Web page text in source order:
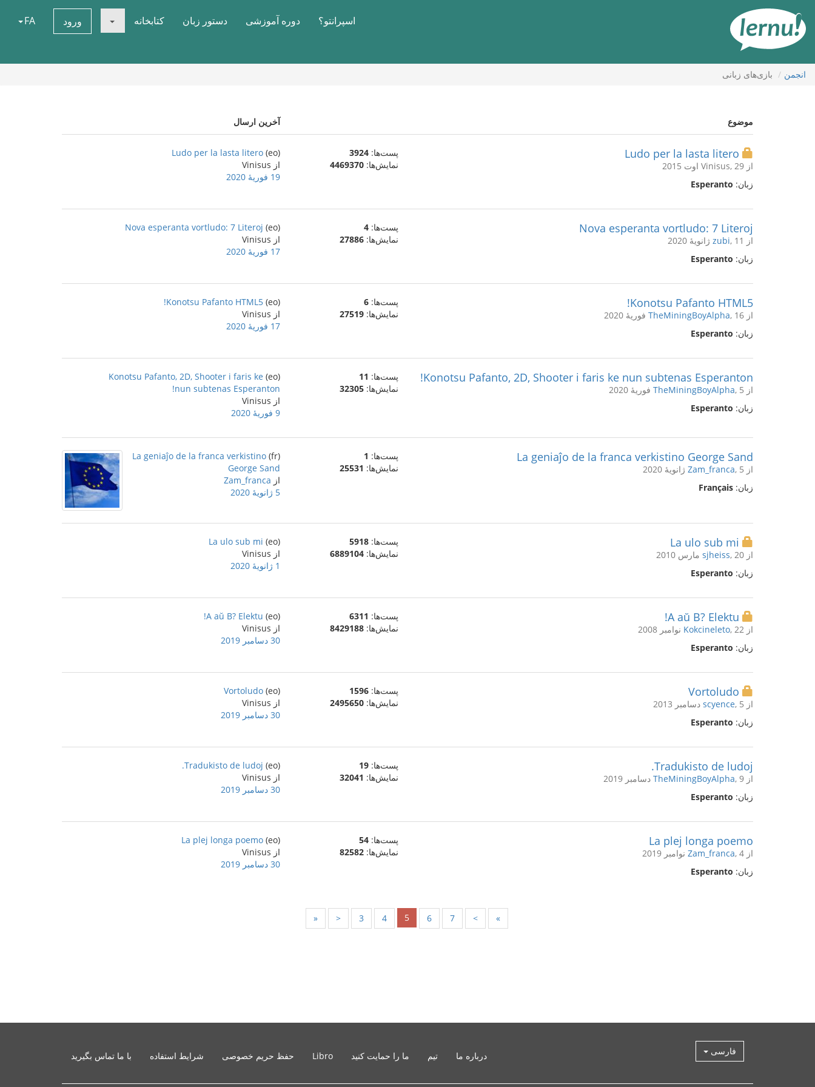
محتوا
اسپرانتو؟ دوره آموزشی دستور زبان کتابخانه ورود FA
انجمن بازی‌های زبانی
موضوع آخرین ارسال
Ludo per la lasta litero
از Vinisus, 29 اوت 2015
زبان: Esperanto
پست‌ها: 3924
نمایش‌ها: 4469370
(eo)
Ludo per la lasta litero
از Vinisus
19 فوریهٔ 2020
Nova esperanta vortludo: 7 Literoj
از zubi, 11 ژانویهٔ 2020
زبان: Esperanto
پست‌ها: 4
نمایش‌ها: 27886
(eo)
Nova esperanta vortludo: 7 Literoj
از Vinisus
17 فوریهٔ 2020
Konotsu Pafanto HTML5!
از TheMiningBoyAlpha, 16 فوریهٔ 2020
زبان: Esperanto
پست‌ها: 6
نمایش‌ها: 27519
(eo)
Konotsu Pafanto HTML5!
از Vinisus
17 فوریهٔ 2020
Konotsu Pafanto, 2D, Shooter i faris ke nun subtenas Esperanton!
از TheMiningBoyAlpha, 5 فوریهٔ 2020
زبان: Esperanto
پست‌ها: 11
نمایش‌ها: 32305
(eo)
Konotsu Pafanto, 2D, Shooter i faris ke
nun subtenas Esperanton!
از Vinisus
9 فوریهٔ 2020
La geniaĵo de la franca verkistino George Sand
از Zam_franca, 5 ژانویهٔ 2020
زبان: Français
پست‌ها: 1
نمایش‌ها: 25531
(fr)
La geniaĵo de la franca verkistino
George Sand
از Zam_franca
5 ژانویهٔ 2020
La ulo sub mi
از sjheiss, 20 مارس 2010
زبان: Esperanto
پست‌ها: 5918
نمایش‌ها: 6889104
(eo)
La ulo sub mi
از Vinisus
1 ژانویهٔ 2020
A aŭ B? Elektu!
از Kokcineleto, 22 نوامبر 2008
زبان: Esperanto
پست‌ها: 6311
نمایش‌ها: 8429188
(eo)
A aŭ B? Elektu!
از Vinisus
30 دسامبر 2019
Vortoludo
از scyence, 5 دسامبر 2013
زبان: Esperanto
پست‌ها: 1596
نمایش‌ها: 2495650
(eo)
Vortoludo
از Vinisus
30 دسامبر 2019
Tradukisto de ludoj.
از TheMiningBoyAlpha, 9 دسامبر 2019
زبان: Esperanto
پست‌ها: 19
نمایش‌ها: 32041
(eo)
Tradukisto de ludoj.
از Vinisus
30 دسامبر 2019
La plej longa poemo
از Zam_franca, 4 نوامبر 2019
زبان: Esperanto
پست‌ها: 54
نمایش‌ها: 82582
(eo)
La plej longa poemo
از Vinisus
30 دسامبر 2019
« < 3 4 5 6 7 > »
فارسی درباره ما تیم ما را حمایت کنید Libro حفظ حریم خصوصی شرایط استفاده با ما تماس بگیرید